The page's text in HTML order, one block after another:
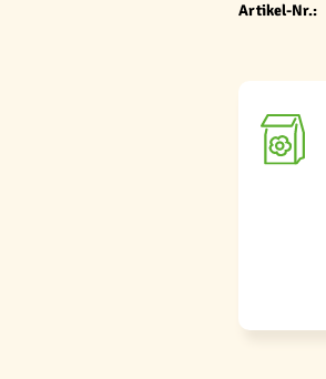
Artikel-Nr.: